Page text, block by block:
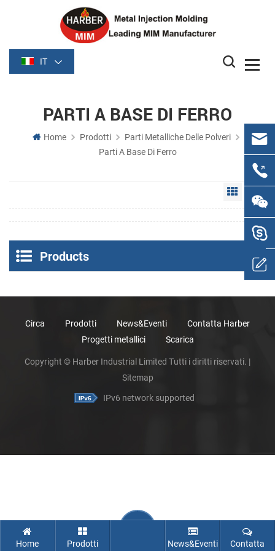
IT
PARTI A BASE DI FERRO
Home Prodotti
Parti Metalliche Delle Polveri
Parti A Base Di Ferro
Grid
Products
Circa Prodotti News&Eventi
Contatta Harber
Progetti metallici
Scarica
Copyright © Harber Industrial Limited Tutti i diritti riservati. |
Sitemap
IPv6 network supported
Home Prodotti News&Eventi Contatta